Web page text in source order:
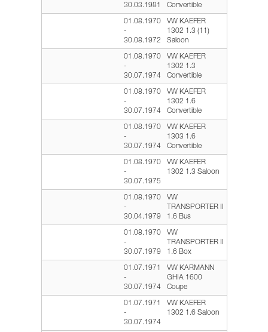
30.03.1981
Convertible
01.08.1970
-
30.08.1972
VW KAEFER
1302 1.3 (11)
Saloon
01.08.1970
-
30.07.1974
VW KAEFER
1302 1.3
Convertible
01.08.1970
-
30.07.1974
VW KAEFER
1302 1.6
Convertible
01.08.1970
-
30.07.1974
VW KAEFER
1303 1.6
Convertible
01.08.1970
-
30.07.1975
VW KAEFER
1302 1.3 Saloon
01.08.1970
-
30.04.1979
VW
TRANSPORTER II
1.6 Bus
01.08.1970
-
30.07.1979
VW
TRANSPORTER II
1.6 Box
01.07.1971
-
30.07.1974
VW KARMANN
GHIA 1600
Coupe
01.07.1971
-
30.07.1974
VW KAEFER
1302 1.6 Saloon